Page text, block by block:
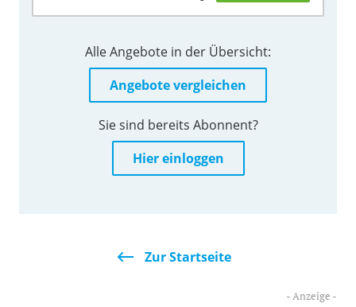
Alle Angebote in der Übersicht:
Angebote vergleichen
Sie sind bereits Abonnent?
Hier einloggen
Zur Startseite